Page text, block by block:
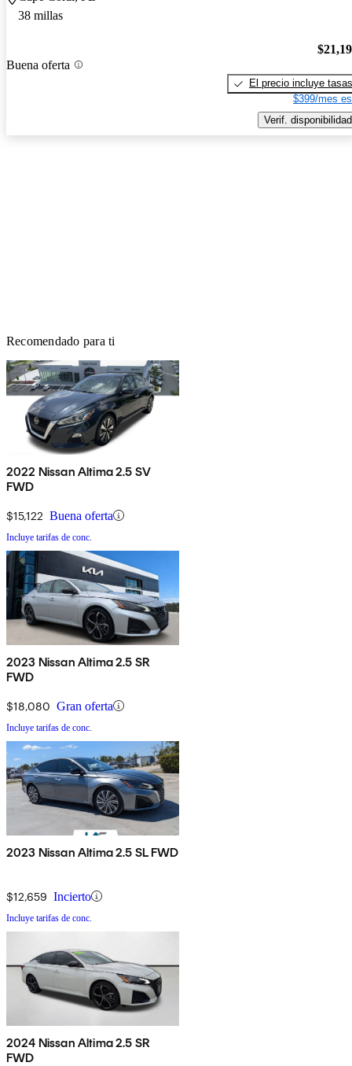
38 millas
Buena oferta
El precio incluye tasas
$399/mes
Verif. disponibilidad
Recomendado para ti
2022 Nissan Altima 2.5 SV
FWD
$15,122 Buena oferta
Incluye tarifas de conc.
2023 Nissan Altima 2.5 SR
FWD
$18,080 Gran oferta
Incluye tarifas de conc.
2023 Nissan Altima 2.5 SL FWD
$12,659 Incierto
Incluye tarifas de conc.
2024 Nissan Altima 2.5 SR
FWD